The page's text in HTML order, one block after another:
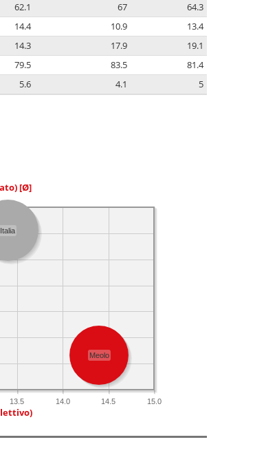
62.1 67
64.3
14.4 10.9
13.4
14.3 17.9
19.1
79.5 83.5
81.4
5.6 4.1 5
[Ø]
13.5 14.0 14.5 15.0
Italia
Meolo